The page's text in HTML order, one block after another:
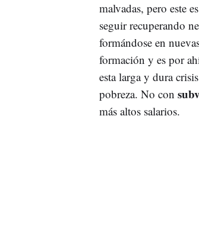
malvadas, pero este
seguir recuperando
formándose en
formación y es por
esta larga y dura
pobreza. No con
más altos salarios.